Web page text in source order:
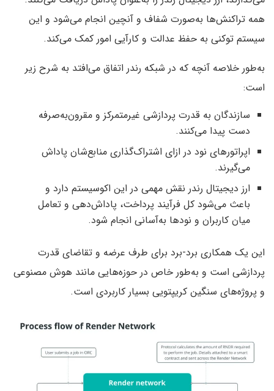
همه تراکنش‌ها به‌صورت شفاف و آنچین انجام می‌شود و این
سیستم توکنی به حفظ عدالت و کارآیی امور کمک می‌کند.
به‌طور خلاصه آنچه که در شبکه رندر اتفاق می‌افتد به شرح زیر
است:
سازندگان به قدرت پردازشی غیرمتمرکز و مقرون‌به‌صرفه
دست پیدا می‌کنند.
اپراتورهای نود در ازای اشتراک‌گذاری منابع‌شان پاداش
می‌گیرند.
ارز دیجیتال رندر نقش مهمی در این اکوسیستم دارد و
باعث می‌شود کل فرآیند پرداخت، پاداش‌دهی و تعامل
میان کاربران و نودها به‌آسانی انجام شود.
این یک همکاری برد-برد برای طرف عرضه و تقاضای قدرت
پردازشی است و به‌طور خاص در حوزه‌هایی مانند هوش مصنوعی
و پروژه‌های سنگین کریپتویی بسیار کاربردی است.